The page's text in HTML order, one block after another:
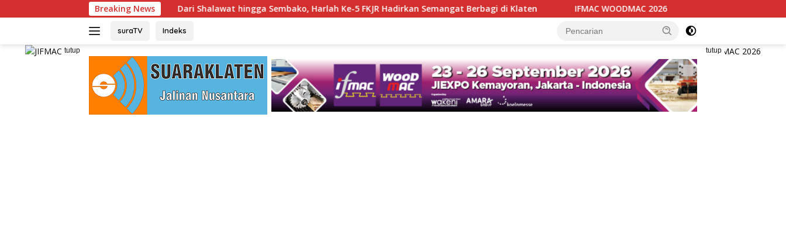
ke
Breaking NewsDari Shalawat hingga Sembako, Harlah Ke-5 FKJR Hadirkan Semangat Berbagi di Klaten IFMAC WOODMAC 2026 Humoriezt dan Ormas DIY
suraTV Indeks
tutup tutup